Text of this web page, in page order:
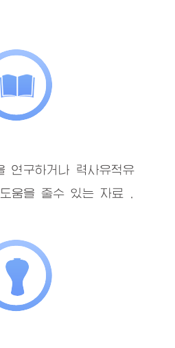
연구하거나 력사유적유
움을 줄수 있는 자료 .